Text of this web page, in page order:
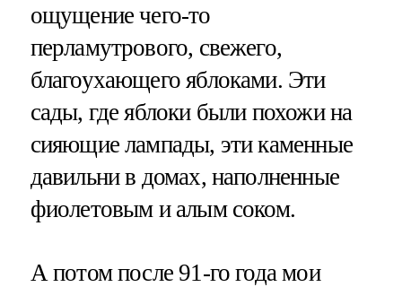
ощущение чего-то
перламутрового, свежего,
благоухающего яблоками. Эти
сады, где яблоки были похожи на
сияющие лампады, эти каменные
давильни в домах, наполненные
фиолетовым и алым соком.
А потом после 91-го года мои